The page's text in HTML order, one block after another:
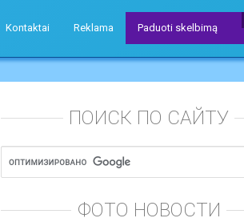
Kontaktai Reklama Paduoti skelbimą
ПОИСК ПО САЙТУ
ФОТО НОВОСТИ